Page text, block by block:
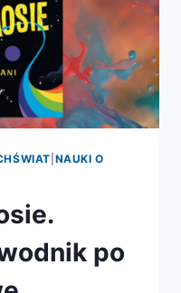
NAUKI O
po